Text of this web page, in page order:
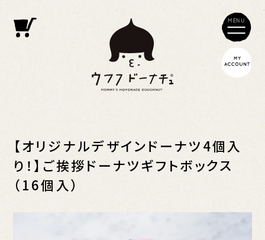
toggle
【オリジナルデザインドーナツ4個入
り！】ご挨拶ドーナツギフトボックス
（16個入）